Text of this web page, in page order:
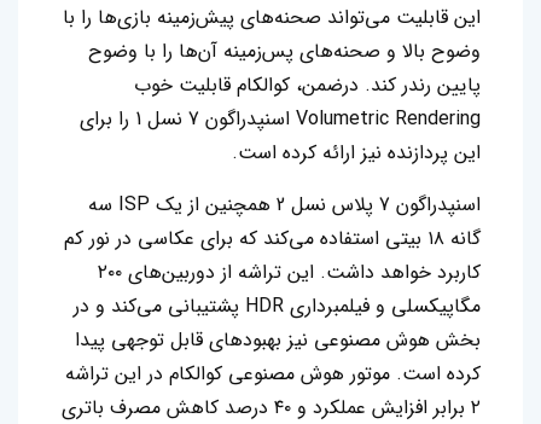
این قابلیت می‌تواند صحنه‌های پیش‌زمینه بازی‌ها را با
وضوح بالا و صحنه‌های پس‌زمینه آن‌ها را با وضوح
پایین رندر کند. درضمن، کوالکام قابلیت خوب
Volumetric Rendering اسنپدراگون 7 نسل 1 را برای
این پردازنده نیز ارائه کرده است.
اسنپدراگون 7 پلاس نسل 2 همچنین از یک ISP سه
گانه ۱۸ بیتی استفاده می‌کند که برای عکاسی در نور کم
کاربرد خواهد داشت. این تراشه از دوربین‌های ۲۰۰
مگاپیکسلی و فیلمبرداری HDR پشتیبانی می‌کند و در
بخش هوش مصنوعی نیز بهبودهای قابل توجهی پیدا
کرده است. موتور هوش مصنوعی کوالکام در این تراشه
۲ برابر افزایش عملکرد و ۴۰ درصد کاهش مصرف باتری